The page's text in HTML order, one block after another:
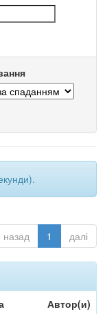
назад 1 далі
Автор(и)